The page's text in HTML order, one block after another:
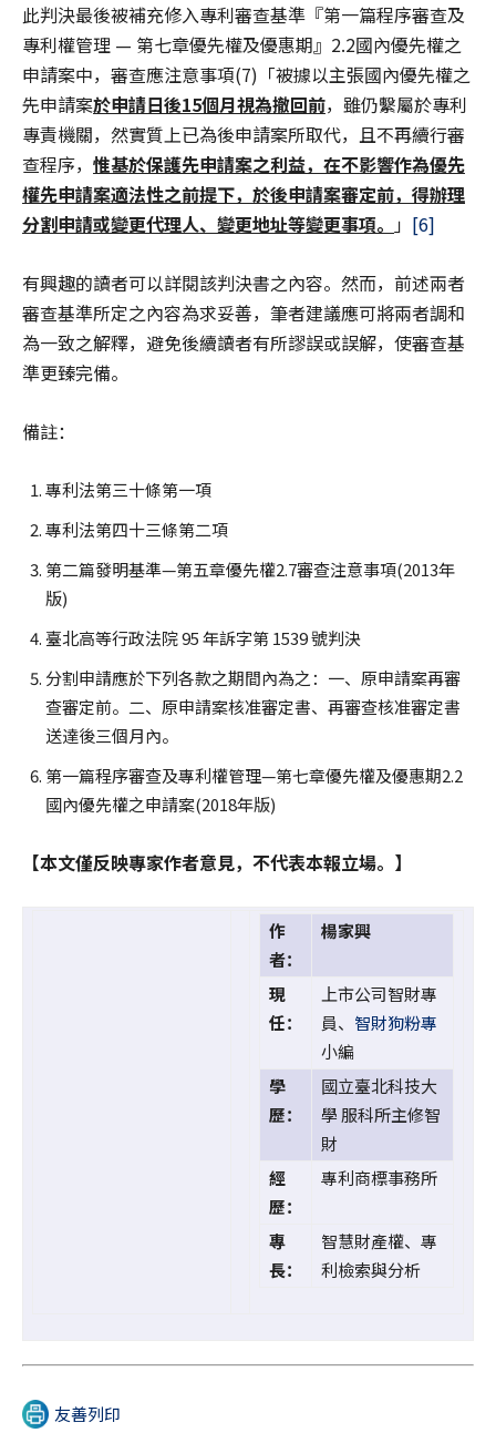
此判決最後被補充修入專利審查基準『第一篇程序審查及
專利權管理 — 第七章優先權及優惠期』2.2國內優先權之
申請案中，審查應注意事項(7)「被據以主張國內優先權之
先申請案於申請日後15個月視為撤回前，雖仍繫屬於專利
專責機關，然實質上已為後申請案所取代，且不再續行審
查程序， 惟基於保護先申請案之利益，在不影響作為優先
權先申請案適法性之前提下，於後申請案審定前，得辦理
分割申請或變更代理人、變更地址等變更事項。 」 [6]
有興趣的讀者可以詳閱該判決書之內容。然而，前述兩者
審查基準所定之內容為求妥善，筆者建議應可將兩者調和
為一致之解釋，避免後續讀者有所謬誤或誤解，使審查基
準更臻完備。
備註：
專利法第三十條第一項
專利法第四十三條第二項
第二篇發明基準—第五章優先權2.7審查注意事項(2013年
版)
臺北高等行政法院 95 年訴字第 1539 號判決
分割申請應於下列各款之期間內為之：一、原申請案再審
查審定前。二、原申請案核准審定書、再審查核准審定書
送達後三個月內。
第一篇程序審查及專利權管理—第七章優先權及優惠期2.2
國內優先權之申請案(2018年版)
【本文僅反映專家作者意見，不代表本報立場。】
作
者：
楊家興
現
任：
上市公司智財專
員、 智財狗粉專
小編
學
歷：
國立臺北科技大
學 服科所主修智
財
經
歷：
專利商標事務所
專
長：
智慧財產權、專
利檢索與分析
友善列印